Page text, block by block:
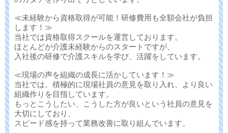
≪未経験から資格取得が可能！研修費用も全額会社が負担
します！≫
当社では資格取得スクールを運営しております。
ほとんどが介護未経験からのスタートですが、
入社後の研修で介護スキルを学び、活躍をしています。
≪現場の声を組織の成長に活かしています！≫
当社では、積極的に現場社員の意見を取り入れ、より良い
組織作りを目指しています。
もっとこうしたい、こうした方が良いという社員の意見を
大切にしており、
スピード感を持って業務改善に取り組んでいます。